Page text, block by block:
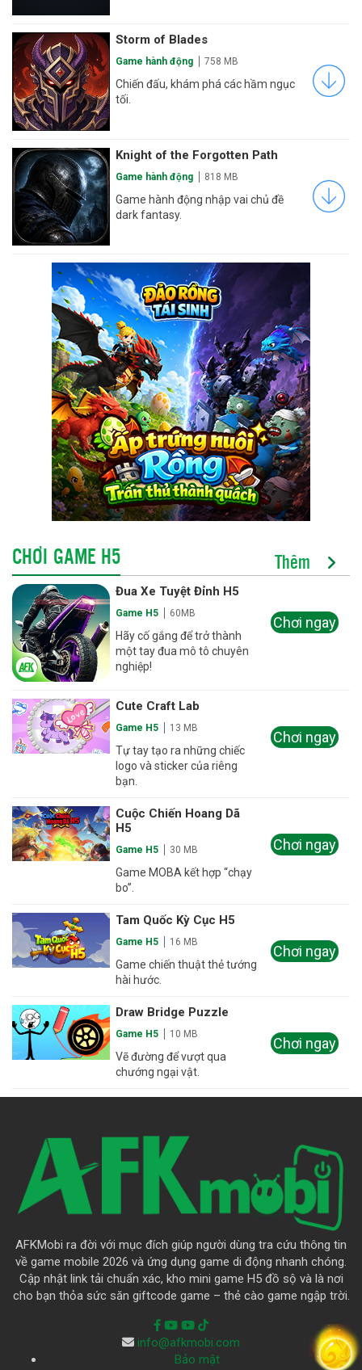
Storm of Blades
Game hành động 758 MB
Chiến đấu, khám phá các hầm ngục
tối.
Knight of the Forgotten Path
Game hành động 818 MB
Game hành động nhập vai chủ đề
dark fantasy.
CHƠI GAME H5 Thêm
Đua Xe Tuyệt Đỉnh H5
Game H5 60MB
Hãy cố gắng để trở thành
một tay đua mô tô chuyên
nghiệp!
Chơi ngay
Cute Craft Lab
Game H5 13 MB
Tự tay tạo ra những chiếc
logo và sticker của riêng
bạn.
Chơi ngay
Cuộc Chiến Hoang Dã
H5
Game H5 30 MB
Game MOBA kết hợp “chạy
bo”.
Chơi ngay
Tam Quốc Kỳ Cục H5
Game H5 16 MB
Game chiến thuật thẻ tướng
hài hước.
Chơi ngay
Draw Bridge Puzzle
Game H5 10 MB
Vẽ đường để vượt qua
chướng ngại vật.
Chơi ngay
AFKMobi ra đời với mục đích giúp người dùng tra cứu thông tin
về game mobile 2026 và ứng dụng game di động nhanh chóng.
Cập nhật link tải chuẩn xác, kho mini game H5 đồ sộ và là nơi
cho bạn thỏa sức săn giftcode game – thẻ cào game ngập trời.
info@afkmobi.com
Bảo mật